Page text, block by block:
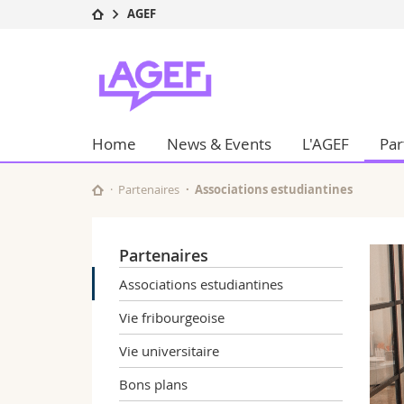
Université
Etudes
Campus
Université
Formation continue
Lettres et
Sciences
Sciences
AGEF
AGEF
Home News & Events L'AGEF
Partenaires Associations estudiantines
Partenaires
Associations estudiantines
Vie fribourgeoise
Vie universitaire
Bons plans